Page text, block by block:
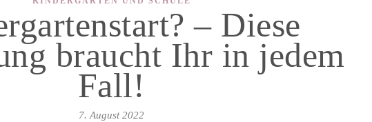
– Diese
braucht Ihr in jedem
Fall!
7. August 2022